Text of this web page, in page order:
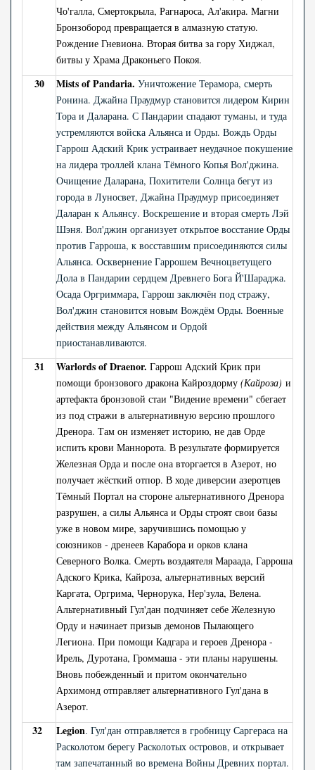
Чо'галла, Смертокрыла, Рагнароса, Ал'акира. Магни
Бронзобород превращается в алмазную статую.
Рождение Гневиона. Вторая битва за гору Хиджал,
битвы у Храма Драконьего Покоя.
30 Mists of Pandaria. Уничтожение Терамора, смерть
Ронина. Джайна Праудмур становится лидером Кирин
Тора и Даларана. С Пандарии спадают туманы, и туда
устремляются войска Альянса и Орды. Вождь Орды
Гаррош Адский Крик устраивает неудачное покушение
на лидера троллей клана Тёмного Копья Вол'джина.
Очищение Даларана, Похитители Солнца бегут из
города в Луносвет, Джайна Праудмур присоединяет
Даларан к Альянсу. Воскрешение и вторая смерть Лэй
Шэня. Вол'джин организует открытое восстание Орды
против Гарроша, к восставшим присоединяются силы
Альянса. Осквернение Гаррошем Вечноцветущего
Дола в Пандарии сердцем Древнего Бога Й'Шараджа.
Осада Оргриммара, Гаррош заключён под стражу,
Вол'джин становится новым Вождём Орды. Военные
действия между Альянсом и Ордой
приостанавливаются.
31 Warlords of Draenor. Гаррош Адский Крик при
помощи бронзового дракона Кайроздорму (Кайроза) и
артефакта бронзовой стаи "Видение времени" сбегает
из под стражи в альтернативную версию прошлого
Дренора. Там он изменяет историю, не дав Орде
испить крови Маннорота. В результате формируется
Железная Орда и после она вторгается в Азерот, но
получает жёсткий отпор. В ходе диверсии азеротцев
Тёмный Портал на стороне альтернативного Дренора
разрушен, а силы Альянса и Орды строят свои базы
уже в новом мире, заручившись помощью у
союзников - дренеев Карабора и орков клана
Северного Волка. Смерть воздаятеля Мараада, Гарроша
Адского Крика, Кайроза, альтернативных версий
Каргата, Оргрима, Чернорука, Нер'зула, Велена.
Альтернативный Гул'дан подчиняет себе Железную
Орду и начинает призыв демонов Пылающего
Легиона. При помощи Кадгара и героев Дренора -
Ирель, Дуротана, Громмаша - эти планы нарушены.
Вновь побежденный и притом окончательно
Архимонд отправляет альтернативного Гул'дана в
Азерот.
32 Legion Гул'дан отправляется в гробницу Саргераса на
Расколотом берегу Расколотых островов, и открывает
там запечатанный во времена Войны Древних портал.